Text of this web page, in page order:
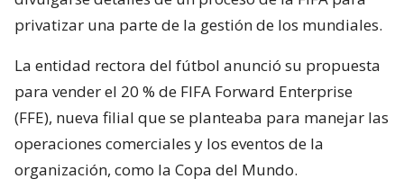
privatizar una parte de la gestión de los mundiales.
La entidad rectora del fútbol anunció su propuesta
para vender el 20 % de FIFA Forward Enterprise
(FFE), nueva filial que se planteaba para manejar las
operaciones comerciales y los eventos de la
organización, como la Copa del Mundo.